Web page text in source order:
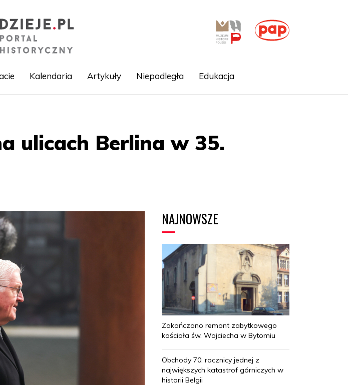
Kalendaria Artykuły Niepodległa Edukacja
ulicach Berlina w 35.
NAJNOWSZE
Zakończono remont zabytkowego
kościoła św. Wojciecha w Bytomiu
Obchody 70. rocznicy jednej z
największych katastrof górniczych w
historii Belgii